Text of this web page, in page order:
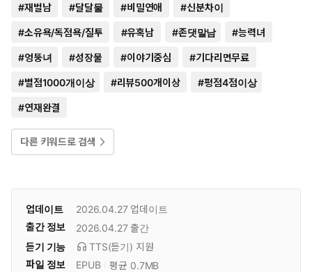
#재벌남 #달달물 #비밀연애 #신분차이
#소유욕/독점욕/질투 #유혹남 #존댓말남 #능력녀
#엉뚱녀 #성장물 #이야기중심 #기다리면무료
#별점1000개이상 #리뷰500개이상 #평점4점이상
#연재완결
다른 키워드로 검색
업데이트 2026.04.27업데이트
출간 정보
2026.04.27 출간
듣기 기능
TTS(듣기) 지원
파일 정보
EPUB
평균 0.7MB